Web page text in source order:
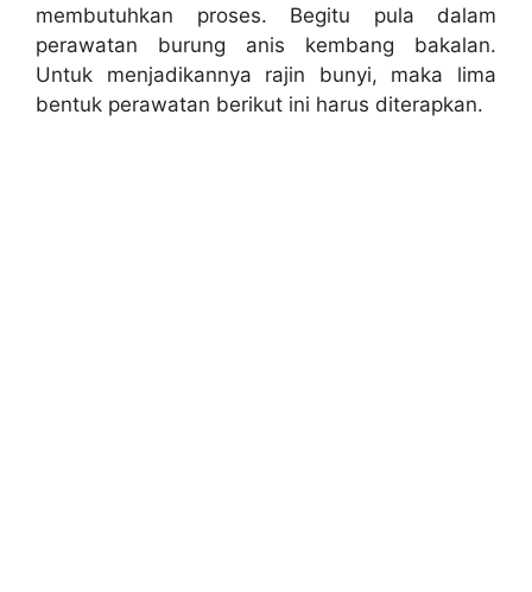
membutuhkan proses. Begitu pula dalam
perawatan burung anis kembang bakalan.
Untuk menjadikannya rajin bunyi, maka lima
bentuk perawatan berikut ini harus diterapkan.